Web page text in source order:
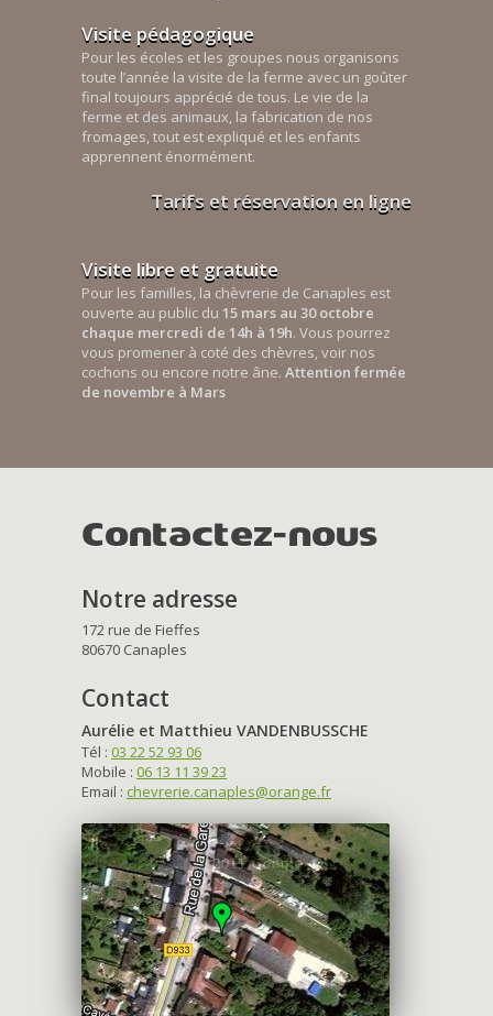
Visite pédagogique
Pour les écoles et les groupes nous organisons
toute l’année la visite de la ferme avec un goûter
final toujours apprécié de tous. Le vie de la
ferme et des animaux, la fabrication de nos
fromages, tout est expliqué et les enfants
apprennent énormément.
Tarifs et réservation en ligne
Visite libre et gratuite
Pour les familles, la chèvrerie de Canaples est
ouverte au public du 15 mars au 30 octobre
chaque mercredi de 14h à 19h. Vous pourrez
vous promener à coté des chèvres, voir nos
cochons ou encore notre âne. Attention fermée
de novembre à Mars
Contactez-nous
Notre adresse
172 rue de Fieffes
80670 Canaples
Contact
Aurélie et Matthieu VANDENBUSSCHE
Tél : 03 22 52 93 06
Mobile : 06 13 11 39 23
Email : chevrerie.canaples@orange.fr